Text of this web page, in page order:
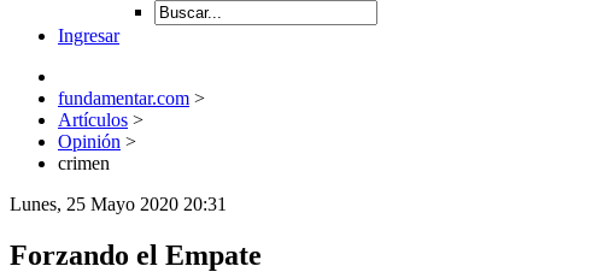
Ingresar
fundamentar.com >
Artículos >
Opinión >
crimen
Lunes, 25 Mayo 2020 20:31
Forzando el Empate